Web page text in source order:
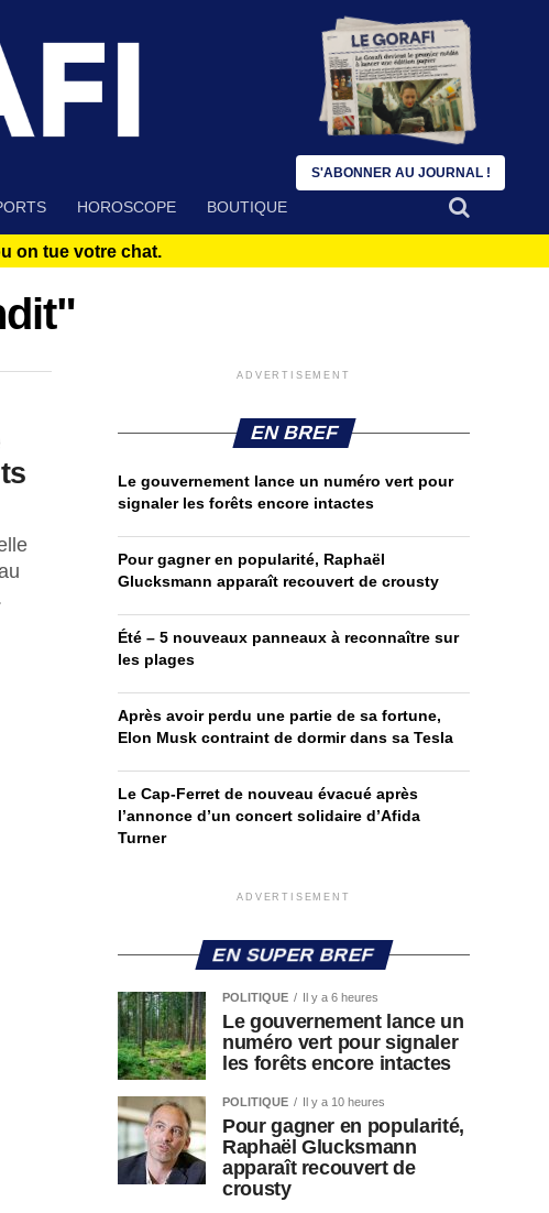
HOROSCOPE BOUTIQUE
on tue votre chat.
ADVERTISEMENT
EN BREF
Le gouvernement lance un numéro vert pour
signaler les forêts encore intactes
Pour gagner en popularité, Raphaël
Glucksmann apparaît recouvert de crousty
Été – 5 nouveaux panneaux à reconnaître sur
les plages
Après avoir perdu une partie de sa fortune,
Elon Musk contraint de dormir dans sa Tesla
Le Cap-Ferret de nouveau évacué après
l’annonce d’un concert solidaire d’Afida
Turner
ADVERTISEMENT
EN SUPER BREF
POLITIQUE Il y a 6 heures
Le gouvernement lance un
numéro vert pour signaler
les forêts encore intactes
POLITIQUE Il y a 10 heures
Pour gagner en popularité,
Raphaël Glucksmann
apparaît recouvert de
crousty
S'ABONNER AU JOURNAL !